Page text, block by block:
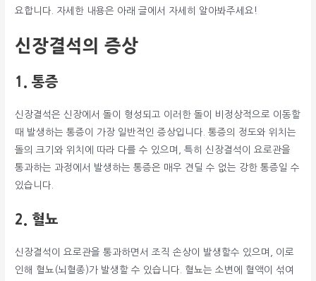
요합니다. 자세한 내용은 아래 글에서 자세히 알아봐주세요!
신장결석의 증상
1. 통증
신장결석은 신장에서 돌이 형성되고 이러한 돌이 비정상적으로 이동할
때 발생하는 통증이 가장 일반적인 증상입니다. 통증의 정도와 위치는
돌의 크기와 위치에 따라 다를 수 있으며, 특히 신장결석이 요로관을
통과하는 과정에서 발생하는 통증은 매우 견딜 수 없는 강한 통증일 수
있습니다.
2. 혈뇨
신장결석이 요로관을 통과하면서 조직 손상이 발생할수 있으며, 이로
인해 혈뇨(뇌혈종)가 발생할 수 있습니다. 혈뇨는 소변에 혈액이 섞여